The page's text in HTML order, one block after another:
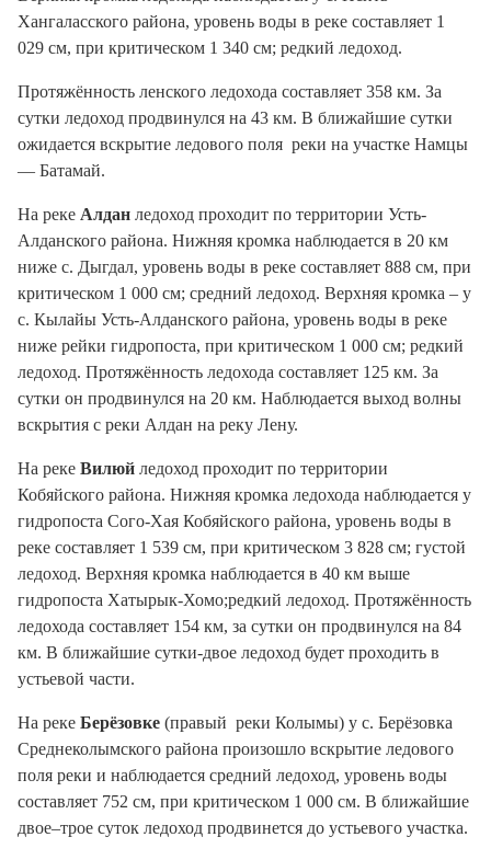
Хангаласского района, уровень воды в реке составляет 1
029 см, при критическом 1 340 см; редкий ледоход.
Протяжённость ленского ледохода составляет 358 км. За
сутки ледоход продвинулся на 43 км. В ближайшие сутки
ожидается вскрытие ледового поля реки на участке Намцы
— Батамай.
На реке Алдан ледоход проходит по территории Усть-
Алданского района. Нижняя кромка наблюдается в 20 км
ниже с. Дыгдал, уровень воды в реке составляет 888 см, при
критическом 1 000 см; средний ледоход. Верхняя кромка – у
с. Кылайы Усть-Алданского района, уровень воды в реке
ниже рейки гидропоста, при критическом 1 000 см; редкий
ледоход. Протяжённость ледохода составляет 125 км. За
сутки он продвинулся на 20 км. Наблюдается выход волны
вскрытия с реки Алдан на реку Лену.
На реке Вилюй ледоход проходит по территории
Кобяйского района. Нижняя кромка ледохода наблюдается у
гидропоста Сого-Хая Кобяйского района, уровень воды в
реке составляет 1 539 см, при критическом 3 828 см; густой
ледоход. Верхняя кромка наблюдается в 40 км выше
гидропоста Хатырык-Хомо;редкий ледоход. Протяжённость
ледохода составляет 154 км, за сутки он продвинулся на 84
км. В ближайшие сутки-двое ледоход будет проходить в
устьевой части.
На реке Берёзовке (правый реки Колымы) у с. Берёзовка
Среднеколымского района произошло вскрытие ледового
поля реки и наблюдается средний ледоход, уровень воды
составляет 752 см, при критическом 1 000 см. В ближайшие
двое–трое суток ледоход продвинется до устьевого участка.